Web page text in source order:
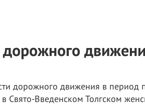
дорожного движения в период
Свято-Введенском Толгском